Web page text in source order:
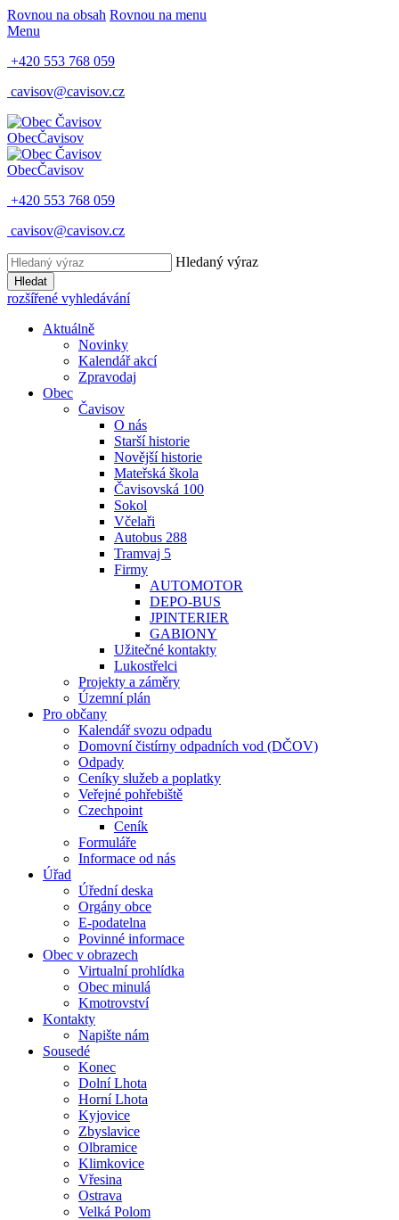
Rovnou na obsah Rovnou na menu
Menu
+420 553 768 059
cavisov@cavisov.cz
ObecČavisov
ObecČavisov
+420 553 768 059
cavisov@cavisov.cz
Hledaný výraz
Hledat
rozšířené vyhledávání
Aktuálně
Novinky
Kalendář akcí
Zpravodaj
Obec
Čavisov
O nás
Starší historie
Novější historie
Mateřská škola
Čavisovská 100
Sokol
Včelaři
Autobus 288
Tramvaj 5
Firmy
AUTOMOTOR
DEPO-BUS
JPINTERIER
GABIONY
Užitečné kontakty
Lukostřelci
Projekty a záměry
Územní plán
Pro občany
Kalendář svozu odpadu
Domovní čistírny odpadních vod (DČOV)
Odpady
Ceníky služeb a poplatky
Veřejné pohřebiště
Czechpoint
Ceník
Formuláře
Informace od nás
Úřad
Úřední deska
Orgány obce
E-podatelna
Povinné informace
Obec v obrazech
Virtualní prohlídka
Obec minulá
Kmotrovství
Kontakty
Napište nám
Sousedé
Konec
Dolní Lhota
Horní Lhota
Kyjovice
Zbyslavice
Olbramice
Klimkovice
Vřesina
Ostrava
Velká Polom